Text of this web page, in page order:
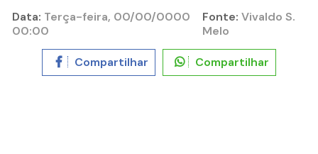
Data: Terça-feira, 00/00/0000
00:00
Fonte: Vivaldo S.
Melo
Compartilhar Compartilhar